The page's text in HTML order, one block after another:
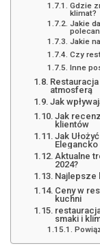
Gdzie
klimat?
Jakie
Jakie
Czy
Inne
atmosferą
Jak
Jak
klientów
Jak
Elegancko
Aktualne
2024?
Najlepsze
Ceny w
kuchni
smaki i